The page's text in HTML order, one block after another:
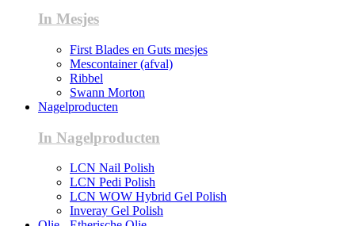
In Mesjes
First Blades en Guts mesjes
Mescontainer (afval)
Ribbel
Swann Morton
Nagelproducten
In Nagelproducten
LCN Nail Polish
LCN Pedi Polish
LCN WOW Hybrid Gel Polish
Inveray Gel Polish